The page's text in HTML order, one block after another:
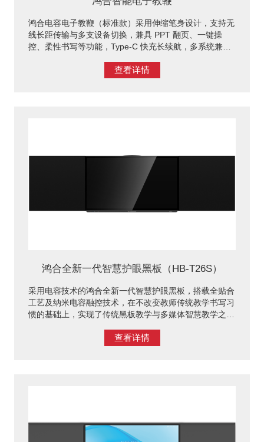
鸿合电容电子教鞭（标准款）采用伸缩笔身设计，支持无
线长距传输与多支设备切换，兼具 PPT 翻页、一键操
控、柔性书写等功能，Type-C 快充长续航，多系统兼
lesson+可实现开关机等设备控制、应用唤醒能多种功
查看详情
鸿合全新一代智慧护眼黑板（HB-T26S）
采用电容技术的鸿合全新一代智慧护眼黑板，搭载全贴合
工艺及纳米电容融控技术，在不改变教师传统教学书写习
惯的基础上，实现了传统黑板教学与多媒体智慧教学之间
的互动交流；高色域，去蓝光,为师生带来健康舒适的视
查看详情